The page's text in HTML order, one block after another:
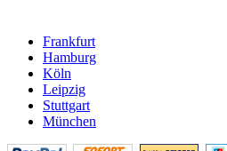
Frankfurt
Hamburg
Köln
Leipzig
Stuttgart
München